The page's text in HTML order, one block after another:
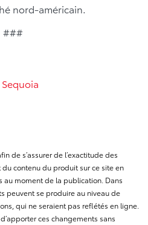
nord-américain.
###
Sequoia
de s’assurer de l’exactitude des
contenu du produit sur ce site en
au moment de la publication. Dans
peuvent se produire au niveau de
qui ne seraient pas reflétés en ligne.
ces changements sans